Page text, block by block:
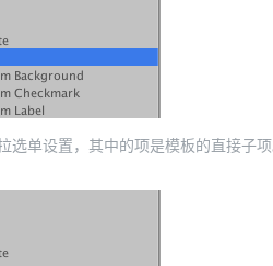
选单设置，其中的项是模板的直接子项